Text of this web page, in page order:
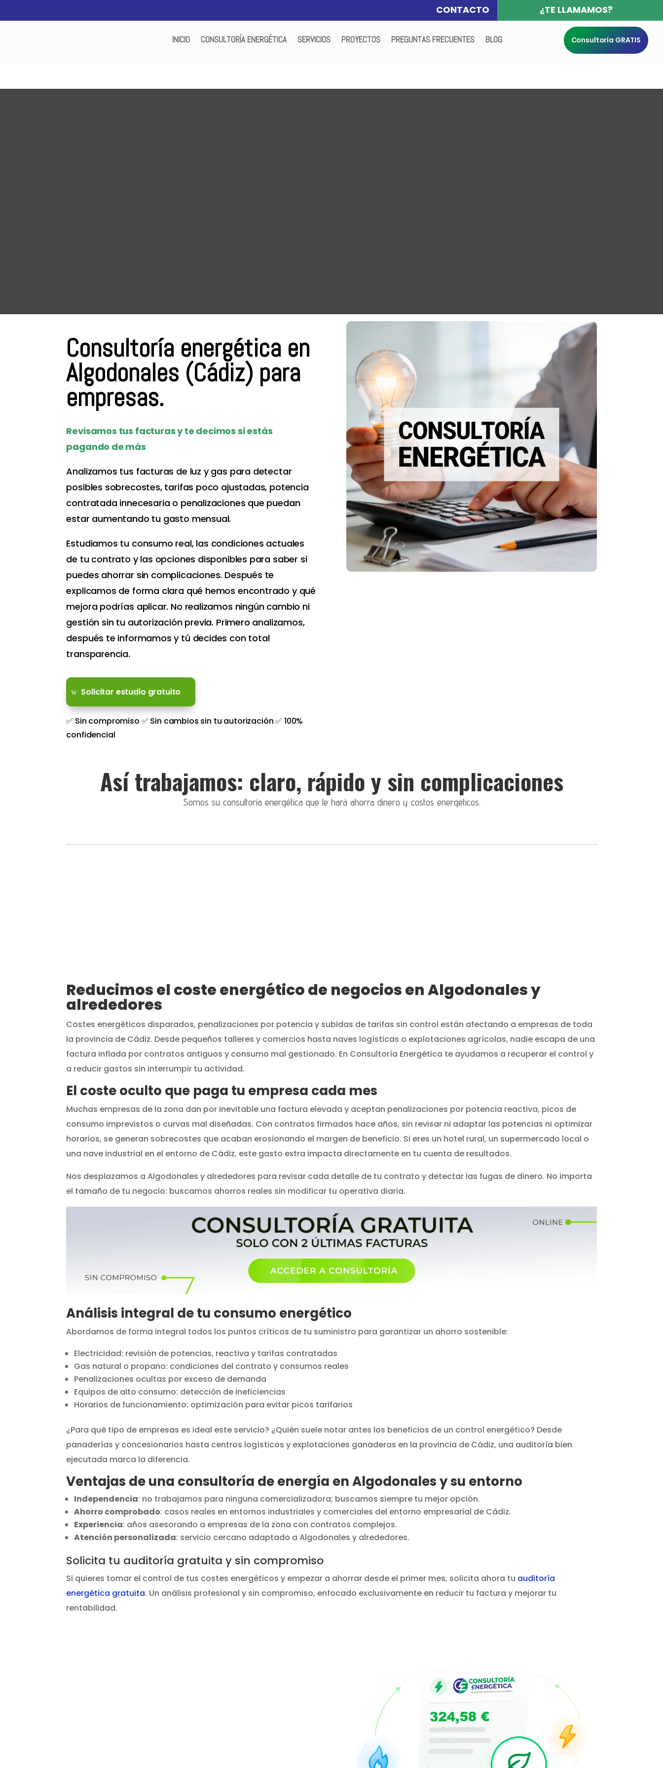
CONTACTO ¿TE LLAMAMOS?
INICIO CONSULTORÍA ENERGÉTICA SERVICIOS PROYECTOS PREGUNTAS FRECUENTES BLOG Consultoría GRATIS
Consultoría energética en
Algodonales (Cádiz) para
empresas.
Revisamos tus facturas y te decimos si estás
pagando de más
Analizamos tus facturas de luz y gas para detectar
posibles sobrecostes, tarifas poco ajustadas, potencia
contratada innecesaria o penalizaciones que puedan
estar aumentando tu gasto mensual.
Estudiamos tu consumo real, las condiciones actuales
de tu contrato y las opciones disponibles para saber si
puedes ahorrar sin complicaciones. Después te
explicamos de forma clara qué hemos encontrado y qué
mejora podrías aplicar. No realizamos ningún cambio ni
gestión sin tu autorización previa. Primero analizamos,
después te informamos y tú decides con total
transparencia.
Solicitar estudio gratuito
✅ Sin compromiso ✅ Sin cambios sin tu autorización ✅ 100%
confidencial
Así trabajamos: claro, rápido y sin complicaciones
Somos su consultoría energética que le hará ahorra dinero y costos energéticos.
i  } 
Reducimos el coste energético de negocios en Algodonales y
alrededores
Costes energéticos disparados, penalizaciones por potencia y subidas de tarifas sin control están afectando a empresas de toda
la provincia de Cádiz. Desde pequeños talleres y comercios hasta naves logísticas o explotaciones agrícolas, nadie escapa de una
factura inflada por contratos antiguos y consumo mal gestionado. En Consultoría Energética te ayudamos a recuperar el control y
a reducir gastos sin interrumpir tu actividad.
El coste oculto que paga tu empresa cada mes
Muchas empresas de la zona dan por inevitable una factura elevada y aceptan penalizaciones por potencia reactiva, picos de
consumo imprevistos o curvas mal diseñadas. Con contratos firmados hace años, sin revisar ni adaptar las potencias ni optimizar
horarios, se generan sobrecostes que acaban erosionando el margen de beneficio. Si eres un hotel rural, un supermercado local o
una nave industrial en el entorno de Cádiz, este gasto extra impacta directamente en tu cuenta de resultados.
Nos desplazamos a Algodonales y alrededores para revisar cada detalle de tu contrato y detectar las fugas de dinero. No importa
el tamaño de tu negocio: buscamos ahorros reales sin modificar tu operativa diaria.
Análisis integral de tu consumo energético
Abordamos de forma integral todos los puntos críticos de tu suministro para garantizar un ahorro sostenible:
Electricidad: revisión de potencias, reactiva y tarifas contratadas
Gas natural o propano: condiciones del contrato y consumos reales
Penalizaciones ocultas por exceso de demanda
Equipos de alto consumo: detección de ineficiencias
Horarios de funcionamiento: optimización para evitar picos tarifarios
¿Para qué tipo de empresas es ideal este servicio? ¿Quién suele notar antes los beneficios de un control energético? Desde
panaderías y concesionarios hasta centros logísticos y explotaciones ganaderas en la provincia de Cádiz, una auditoría bien
ejecutada marca la diferencia.
Ventajas de una consultoría de energía en Algodonales y su entorno
Independencia: no trabajamos para ninguna comercializadora; buscamos siempre tu mejor opción.
Ahorro comprobado: casos reales en entornos industriales y comerciales del entorno empresarial de Cádiz.
Experiencia: años asesorando a empresas de la zona con contratos complejos.
Atención personalizada: servicio cercano adaptado a Algodonales y alrededores.
Solicita tu auditoría gratuita y sin compromiso
Si quieres tomar el control de tus costes energéticos y empezar a ahorrar desde el primer mes, solicita ahora tu auditoría
energética gratuita. Un análisis profesional y sin compromiso, enfocado exclusivamente en reducir tu factura y mejorar tu
rentabilidad.